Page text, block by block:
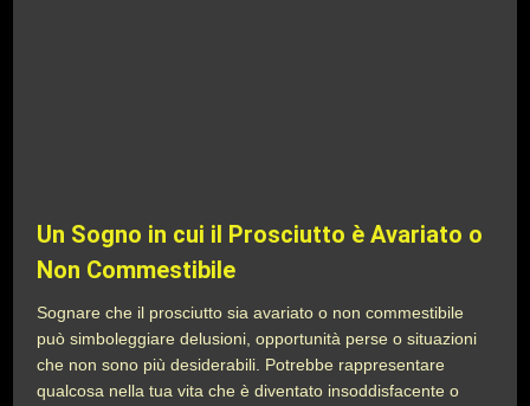
Un Sogno in cui il Prosciutto è Avariato o
Non Commestibile
Sognare che il prosciutto sia avariato o non commestibile
può simboleggiare delusioni, opportunità perse o situazioni
che non sono più desiderabili. Potrebbe rappresentare
qualcosa nella tua vita che è diventato insoddisfacente o